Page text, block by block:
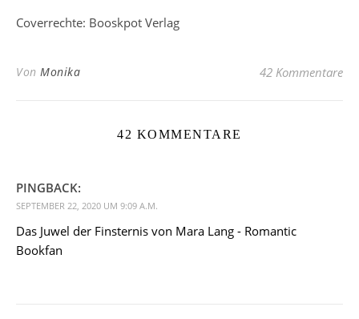
Coverrechte: Booskpot Verlag
Von Monika 42 Kommentare
42 KOMMENTARE
PINGBACK:
SEPTEMBER 22, 2020 UM 9:09 A.M.
Das Juwel der Finsternis von Mara Lang - Romantic
Bookfan